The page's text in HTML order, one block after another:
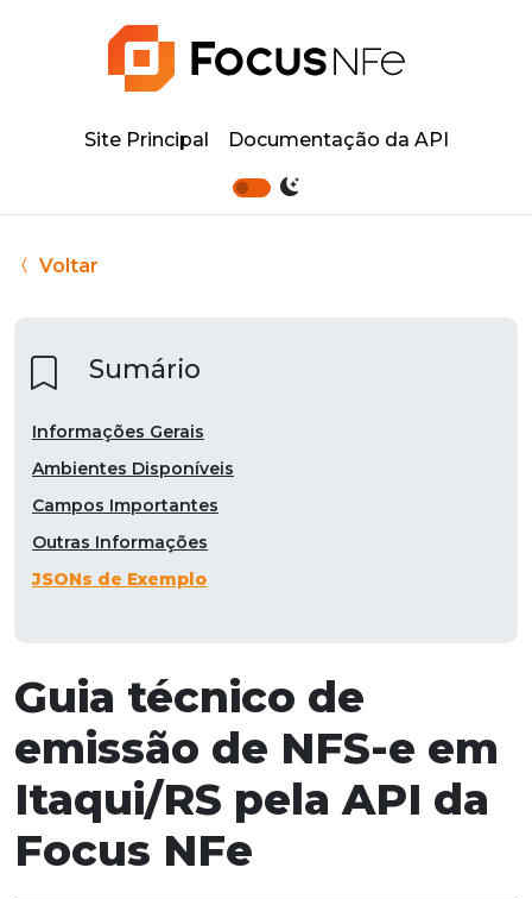
Site Principal Documentação da API
Voltar
Guia técnico de
emissão de NFS-e em
Itaqui/RS pela API da
Focus NFe
Sumário
Informações Gerais
Ambientes Disponíveis
Campos Importantes
Outras Informações
JSONs de Exemplo